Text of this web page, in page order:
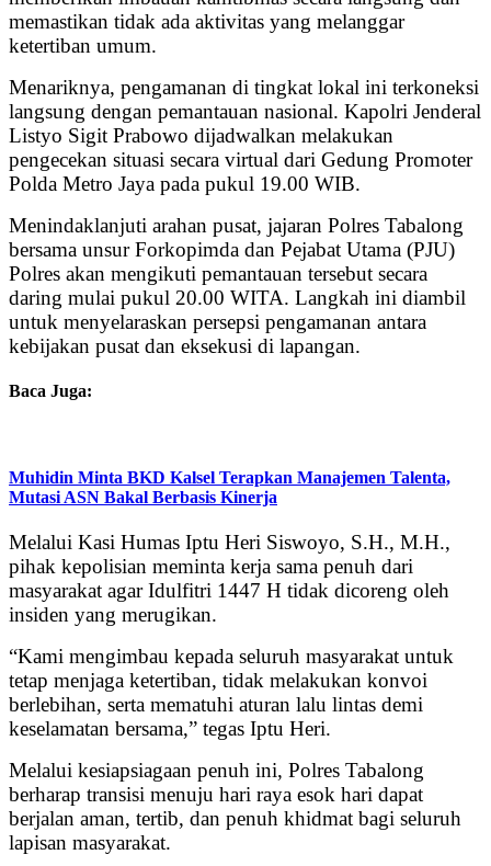
memastikan tidak ada aktivitas yang melanggar
ketertiban umum.
Menariknya, pengamanan di tingkat lokal ini terkoneksi
langsung dengan pemantauan nasional. Kapolri Jenderal
Listyo Sigit Prabowo dijadwalkan melakukan
pengecekan situasi secara virtual dari Gedung Promoter
Polda Metro Jaya pada pukul 19.00 WIB.
Menindaklanjuti arahan pusat, jajaran Polres Tabalong
bersama unsur Forkopimda dan Pejabat Utama (PJU)
Polres akan mengikuti pemantauan tersebut secara
daring mulai pukul 20.00 WITA. Langkah ini diambil
untuk menyelaraskan persepsi pengamanan antara
kebijakan pusat dan eksekusi di lapangan.
Baca Juga:
Muhidin Minta BKD Kalsel Terapkan Manajemen Talenta,
Mutasi ASN Bakal Berbasis Kinerja
Melalui Kasi Humas Iptu Heri Siswoyo, S.H., M.H.,
pihak kepolisian meminta kerja sama penuh dari
masyarakat agar Idulfitri 1447 H tidak dicoreng oleh
insiden yang merugikan.
“Kami mengimbau kepada seluruh masyarakat untuk
tetap menjaga ketertiban, tidak melakukan konvoi
berlebihan, serta mematuhi aturan lalu lintas demi
keselamatan bersama,” tegas Iptu Heri.
Melalui kesiapsiagaan penuh ini, Polres Tabalong
berharap transisi menuju hari raya esok hari dapat
berjalan aman, tertib, dan penuh khidmat bagi seluruh
lapisan masyarakat.